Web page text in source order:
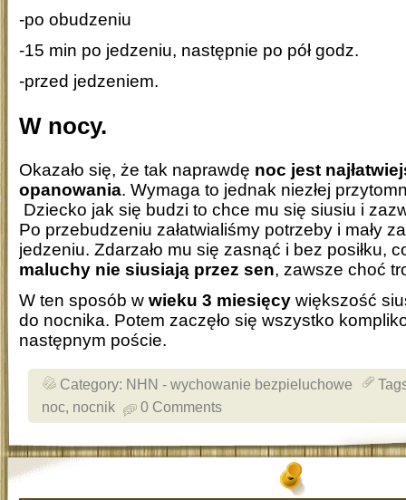
-po obudzeniu
-15 min po jedzeniu, następnie po pół godz.
-przed jedzeniem.
W nocy.
Okazało się, że tak naprawdę noc jest
opanowania. Wymaga to jednak niezłej
Dziecko jak się budzi to chce mu się siusiu i
Po przebudzeniu załatwialiśmy potrzeby i mały
jedzeniu. Zdarzało mu się zasnąć i bez posiłku,
maluchy nie siusiają przez sen, zawsze choć
W ten sposób w wieku 3 miesięcy większość
do nocnika. Potem zaczęło się wszystko
następnym poście.
Category: NHN - wychowanie bezpieluchowe
noc, nocnik 0 Comments